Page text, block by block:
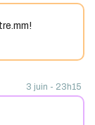
3 juin - 23h15